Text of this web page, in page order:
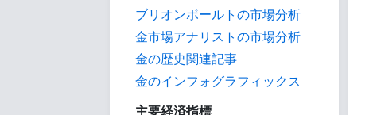
ブリオンボールトの市場分析
金市場アナリストの市場分析
金の歴史関連記事
金のインフォグラフィックス
主要経済指標